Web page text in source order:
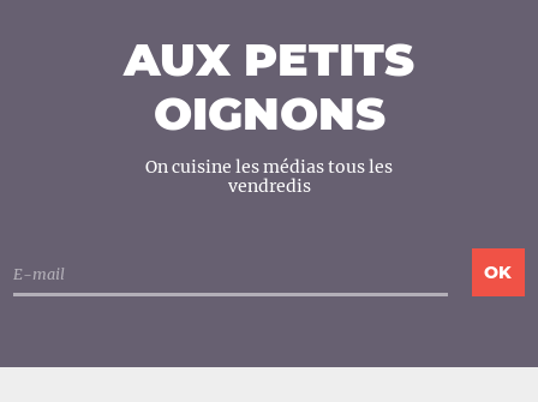
AUX PETITS
OIGNONS
On cuisine les médias tous les
vendredis